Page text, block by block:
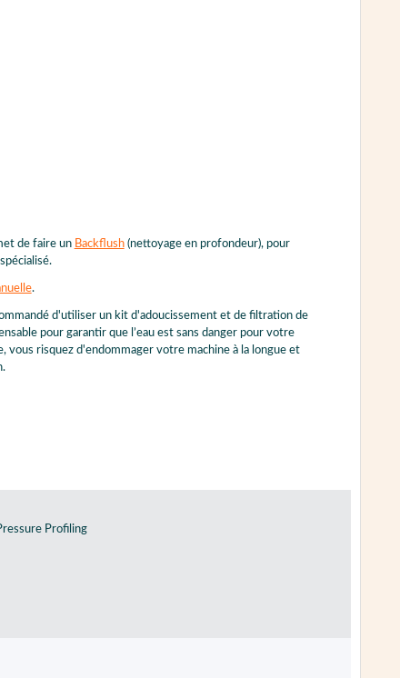
de faire un Backflush(nettoyage en profondeur), pour
.
d'utiliser un kit d'adoucissement et de filtration de
pour garantir que l’eau est sans danger pour votre
risquez d'endommager votre machine à la longue et
Profiling